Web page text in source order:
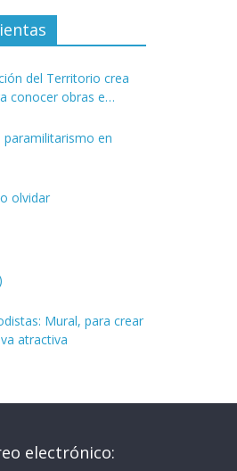
del Territorio crea
conocer obras e
en
olvidar
Mural, para crear
atractiva
electrónico: